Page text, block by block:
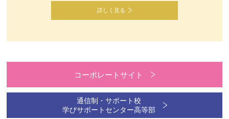
詳しく見る
コーポレートサイト
通信制・サポート校
学びサポートセンター高等部